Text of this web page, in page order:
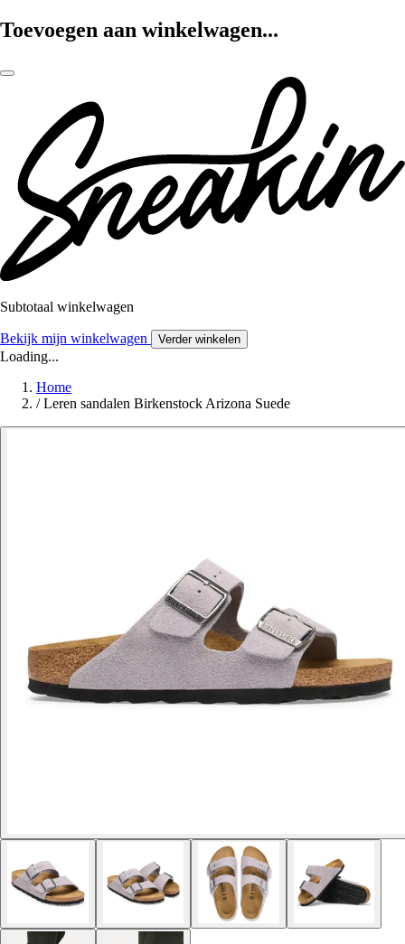
Toevoegen aan winkelwagen...
Subtotaal winkelwagen
Bekijk mijn winkelwagen Verder winkelen
Loading...
Home
/ Leren sandalen Birkenstock Arizona Suede